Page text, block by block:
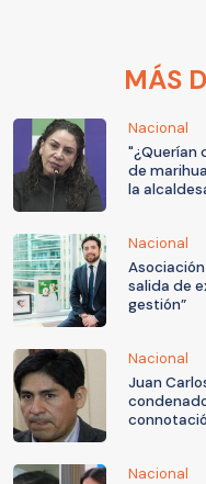
MÁS
Nacional
"¿Querían
de
la
Nacional
Asociación
salida de
gestión”
Nacional
Juan
Nacional